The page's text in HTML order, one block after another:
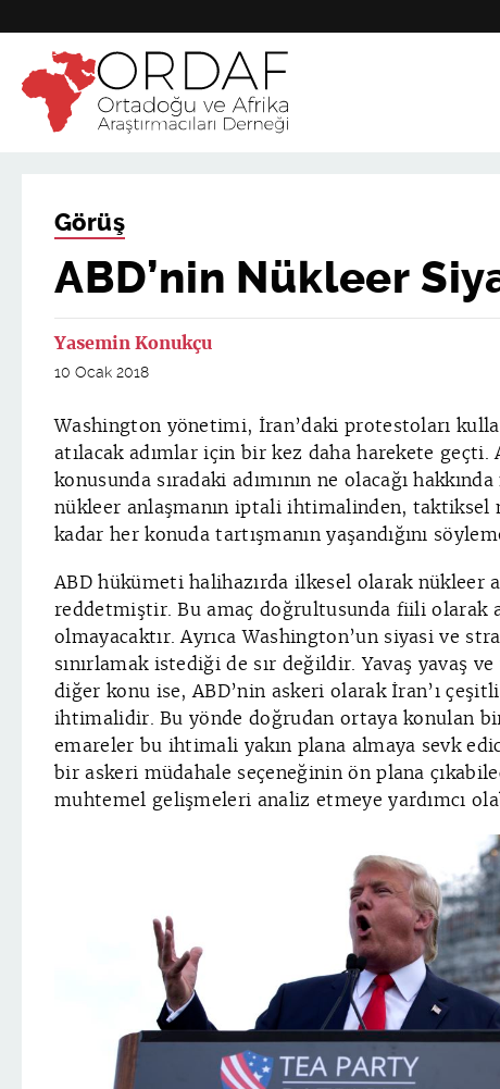
Görüş
ABD’nin Nükleer
Yasemin Konukçu
10 Ocak 2018
Washington yönetimi, İran’daki protestoları
atılacak adımlar için bir kez daha harekete geçti.
konusunda sıradaki adımının ne olacağı
nükleer anlaşmanın iptali ihtimalinden, taktiksel
kadar her konuda tartışmanın yaşandığını
ABD hükümeti halihazırda ilkesel olarak nükleer
reddetmiştir. Bu amaç doğrultusunda fiili olarak
olmayacaktır. Ayrıca Washington’un siyasi ve
sınırlamak istediği de sır değildir. Yavaş yavaş
diğer konu ise, ABD’nin askeri olarak İran’ı
ihtimalidir. Bu yönde doğrudan ortaya konulan
emareler bu ihtimali yakın plana almaya sevk
bir askeri müdahale seçeneğinin ön plana
muhtemel gelişmeleri analiz etmeye yardımcı